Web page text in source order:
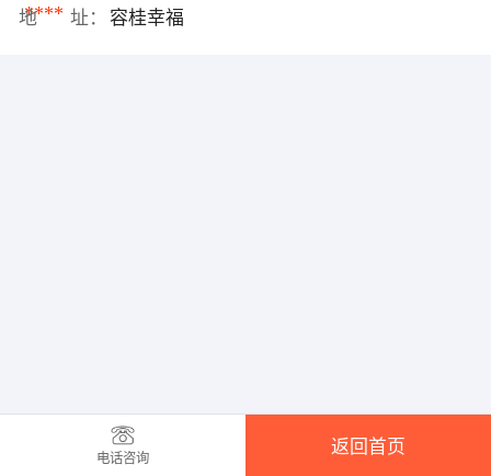
****
地 址： 容桂幸福
电话咨询
返回首页